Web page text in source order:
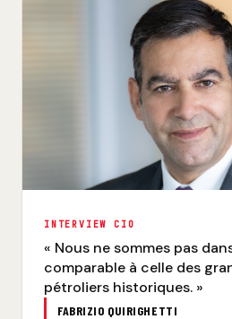
INTERVIEW CIO
« Nous ne sommes pas
comparable à celle des
pétroliers historiques. »
FABRIZIO QUIRIGHETTI